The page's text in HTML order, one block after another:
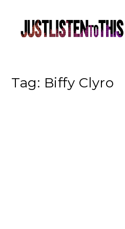
Tag: Biffy Clyro